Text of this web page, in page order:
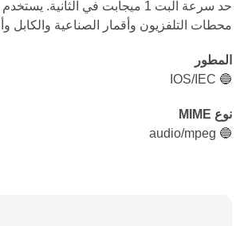
محطات التلفزيون وأقمار الصناعية
المطور
🔵 IOS/IEC
نوع MIME
🔵 audio/mpeg